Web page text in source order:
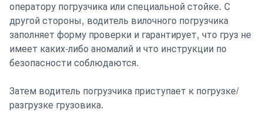
оператору погрузчика или специальной стойке. С
другой стороны, водитель вилочного погрузчика
заполняет форму проверки и гарантирует, что груз не
имеет каких-либо аномалий и что инструкции по
безопасности соблюдаются.
Затем водитель погрузчика приступает к погрузке/
разгрузке грузовика.